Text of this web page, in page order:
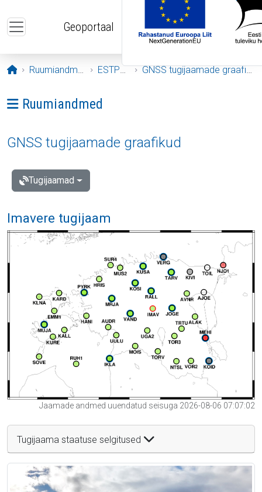
Geoportaal
Avaleht
Ruumiandmed ESTPOS GNSS tugijaamade graafikud
Ava menüü: Ruumiandmed
Ruumiandmed
GNSS tugijaamade graafikud
Tugijaamad
Imavere tugijaam
Jaamade andmed uuendatud seisuga 2026-08-06 07:07:02
Tugijaama staatuse selgitused